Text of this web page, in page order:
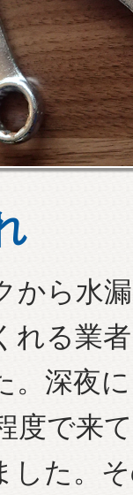
から水
れる業
。深夜
度で来
した。